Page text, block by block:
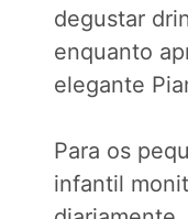
degustar
enquanto
elegante
Para os
infantil